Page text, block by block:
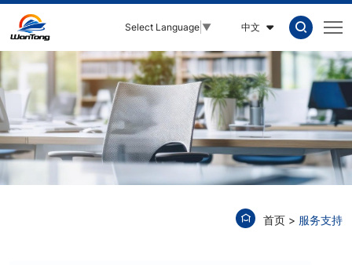
Select Language ▼ 中文
青
岛
嘉
和
盛
通
机
首页 服务支持